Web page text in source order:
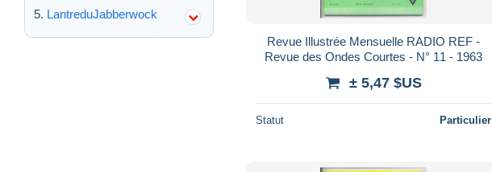
LantreduJabberwock
Revue Illustrée Mensuelle RADIO REF -
Revue des Ondes Courtes - N° 11 - 1963
± 5,47 $US
Statut Particulier